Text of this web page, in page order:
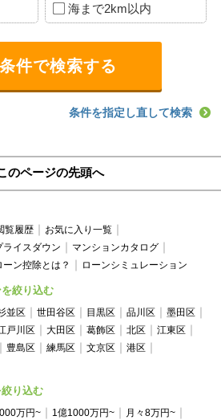
海まで2km以内
条件を指定し直して検索
のページの先頭へ
覧履歴
お気に入り一覧
ライスダウン
マンションカタログ
ーン控除とは？ ローンシミュレーション
絞り込む
並区 世田谷区 目黒区 品川区
墨田区
戸川区 大田区 葛飾区 北区
江東区
豊島区 練馬区 文京区
港区
り込む
万円~ 1億1000万円~
月々8万円~